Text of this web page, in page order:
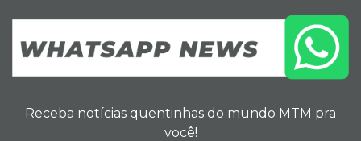
Receba notícias quentinhas do mundo MTM pra
você!